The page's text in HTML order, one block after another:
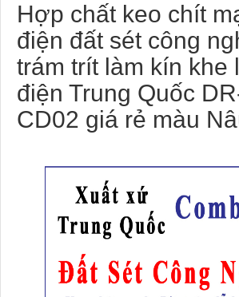
Hợp chất keo chít
điện đất sét công
trám trít làm kín khe
điện Trung Quốc
CD02 giá rẻ màu